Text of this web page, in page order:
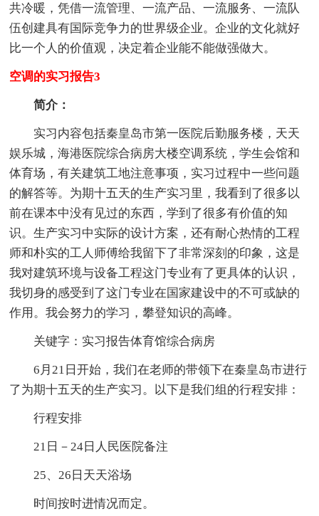
共冷暖，凭借一流管理、一流产品、一流服务、一流队
伍创建具有国际竞争力的世界级企业。企业的文化就好
比一个人的价值观，决定着企业能不能做强做大。
空调的实习报告3
简介：
实习内容包括秦皇岛市第一医院后勤服务楼，天天
娱乐城，海港医院综合病房大楼空调系统，学生会馆和
体育场，有关建筑工地注意事项，实习过程中一些问题
的解答等。为期十五天的生产实习里，我看到了很多以
前在课本中没有见过的东西，学到了很多有价值的知
识。生产实习中实际的设计方案，还有耐心热情的工程
师和朴实的工人师傅给我留下了非常深刻的印象，这是
我对建筑环境与设备工程这门专业有了更具体的认识，
我切身的感受到了这门专业在国家建设中的不可或缺的
作用。我会努力的学习，攀登知识的高峰。
关键字：实习报告体育馆综合病房
6月21日开始，我们在老师的带领下在秦皇岛市进行
了为期十五天的生产实习。以下是我们组的行程安排：
行程安排
21日－24日人民医院备注
25、26日天天浴场
时间按时进情况而定。